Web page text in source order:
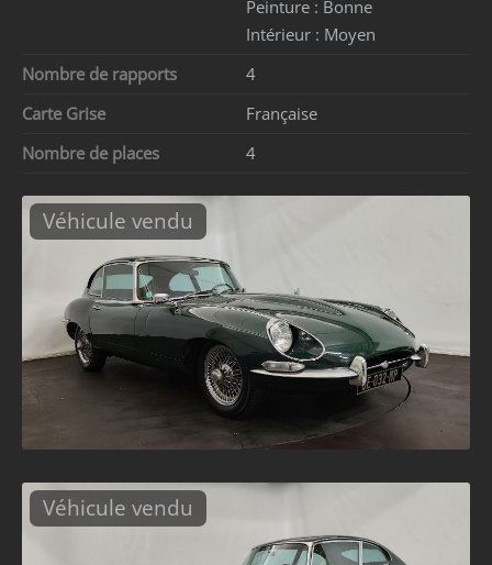
Peinture : Bonne
Intérieur : Moyen
Nombre de rapports
4
Carte Grise
Française
Nombre de places
4
Véhicule vendu
Véhicule vendu